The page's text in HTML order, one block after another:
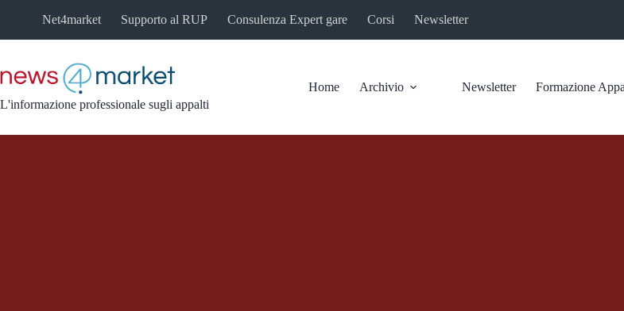
Net4market Supporto al RUP Consulenza Expert gare Corsi Newsletter
L'informazione professionale sugli appalti
Home Archivio Newsletter Formazione